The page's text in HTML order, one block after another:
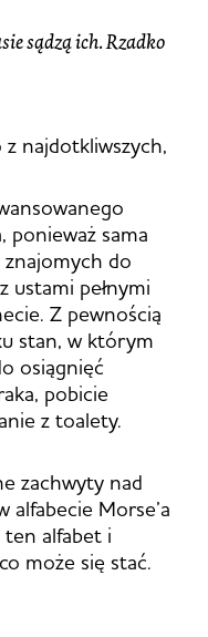
sądzą ich. Rzad­ko
najdotkliwszych,
ponieważ sama
znajomych do
ustami pełnymi
Z pewnością
stan, w którym
osiągnięć
pobicie
z toalety.
zachwyty nad
Morse’a
ten alfabet i
może się stać.